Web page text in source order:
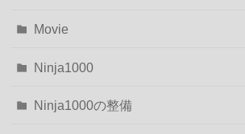
Movie
Ninja1000
Ninja1000の整備